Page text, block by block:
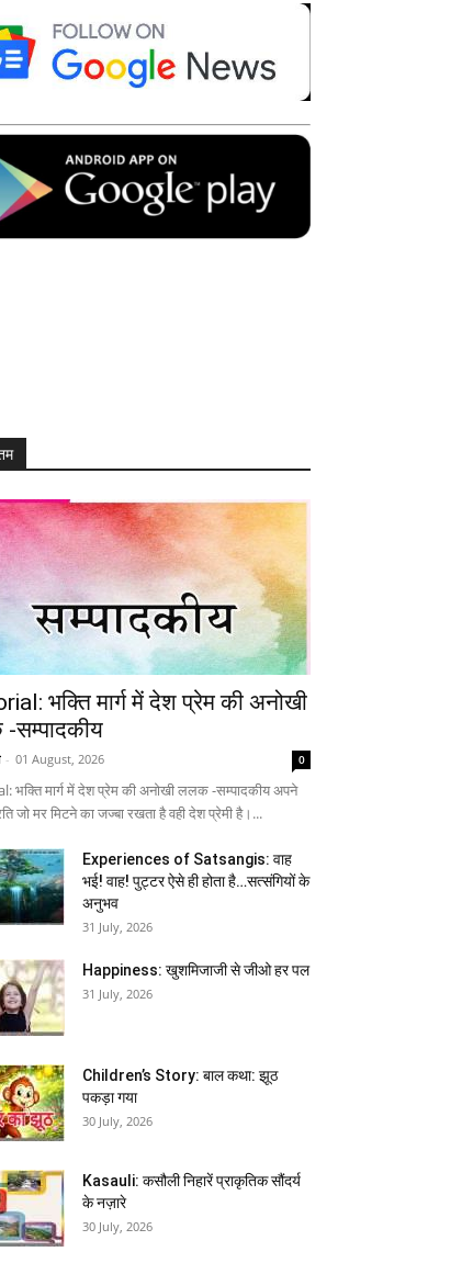
भक्ति मार्ग में देश प्रेम की अनोखी
- 01 August, 2026 0
भक्ति मार्ग में देश प्रेम की अनोखी ललक -सम्पादकीय अपने
जो मर मिटने का जज्बा रखता है वही देश प्रेमी है।...
Experiences of Satsangis: वाह
भई! वाह! पुट्टर ऐसे ही होता है…सत्संगियों के
अनुभव
31 July, 2026
Happiness: खुशमिजाजी से जीओ हर पल
31 July, 2026
Children’s Story: बाल कथा: झूठ
पकड़ा गया
30 July, 2026
Kasauli: कसौली निहारें प्राकृतिक सौंदर्य
के नज़ारे
30 July, 2026